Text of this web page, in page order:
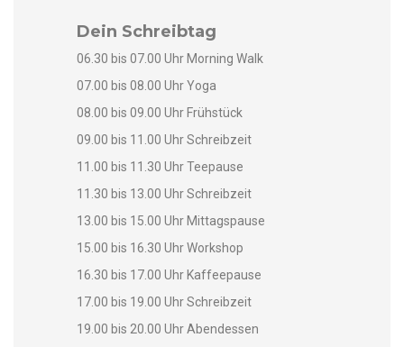
Dein Schreibtag
06.30 bis 07.00 Uhr Morn­ing Walk
07.00 bis 08.00 Uhr Yoga
08.00 bis 09.00 Uhr Frühstück
09.00 bis 11.00 Uhr Schreibzeit
11.00 bis 11.30 Uhr Teepause
11.30 bis 13.00 Uhr Schreibzeit
13.00 bis 15.00 Uhr Mittagspause
15.00 bis 16.30 Uhr Workshop
16.30 bis 17.00 Uhr Kaffeepause
17.00 bis 19.00 Uhr Schreibzeit
19.00 bis 20.00 Uhr Abendessen